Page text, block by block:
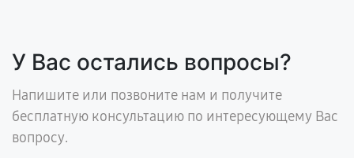
У Вас остались вопросы?
Напишите или позвоните нам и получите
бесплатную консультацию по интересующему Вас
вопросу.